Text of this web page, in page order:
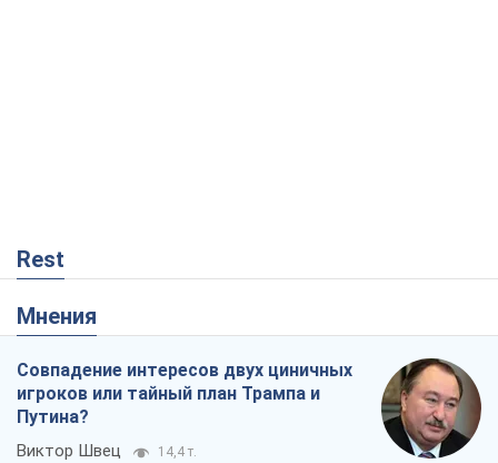
Rest
Мнения
Совпадение интересов двух циничных
игроков или тайный план Трампа и
Путина?
Виктор Швец 14,4 т.